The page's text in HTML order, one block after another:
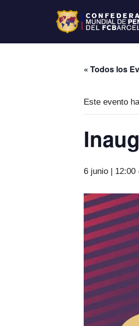
« Todos los
Este evento
6 junio | 12:00